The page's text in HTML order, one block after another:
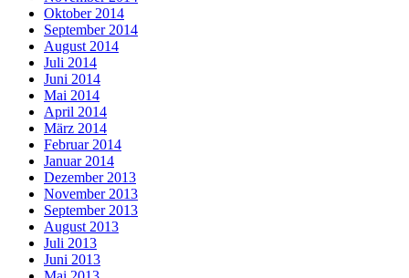
Oktober 2014
September 2014
August 2014
Juli 2014
Juni 2014
Mai 2014
April 2014
März 2014
Februar 2014
Januar 2014
Dezember 2013
November 2013
September 2013
August 2013
Juli 2013
Juni 2013